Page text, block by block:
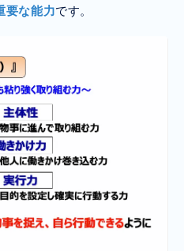
要な能力です。